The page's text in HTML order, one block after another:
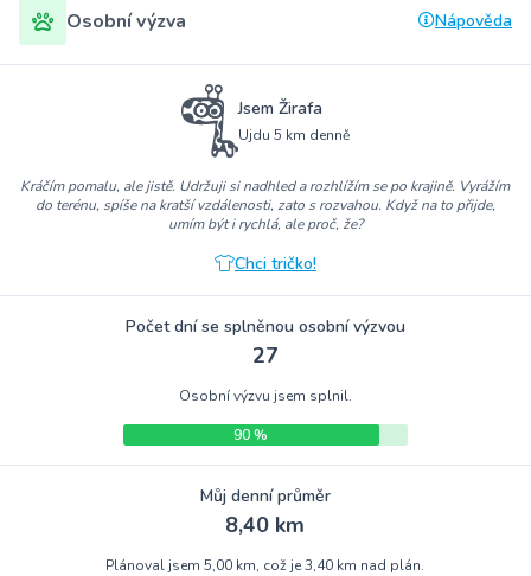
Osobní výzva Nápověda
Jsem Žirafa
Ujdu 5 km denně
Kráčím pomalu, ale jistě. Udržuji si nadhled a rozhlížím se po krajině. Vyrážím
do terénu, spíše na kratší vzdálenosti, zato s rozvahou. Když na to přijde,
umím být i rychlá, ale proč, že?
Chci tričko!
Počet dní se splněnou osobní výzvou
27
Osobní výzvu jsem splnil.
90 %
Můj denní průměr
8,40 km
Plánoval jsem 5,00 km, což je 3,40 km nad plán.